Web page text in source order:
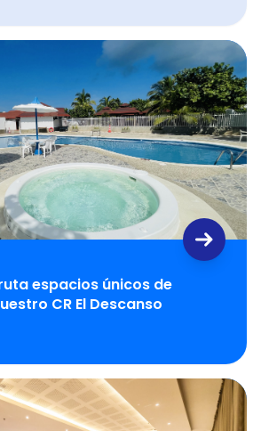
espacios únicos de
CR El Descanso